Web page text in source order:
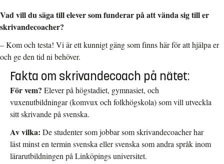
Vad vill du säga till elever som funderar på att vända sig till er
skrivandecoacher?
– Kom och testa! Vi är ett kunnigt gäng som finns här för att hjälpa er
och ge den tid ni behöver.
Fakta om skrivandecoach på nätet:
För vem? Elever på högstadiet, gymnasiet, och
vuxenutbildningar (komvux och folkhögskola) som vill utveckla
sitt skrivande på svenska.
Av vilka: De studenter som jobbar som skrivandecoacher har
läst minst en termin svenska eller svenska som andra språk inom
lärarutbildningen på Linköpings universitet.